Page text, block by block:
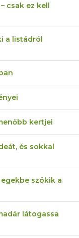
csak ez kell
a listádról
kertjei
és sokkal
szökik a
látogassa